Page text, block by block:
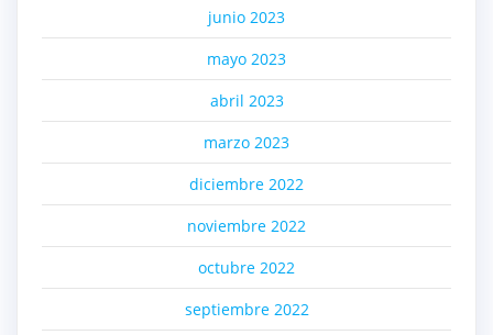
junio 2023
mayo 2023
abril 2023
marzo 2023
diciembre 2022
noviembre 2022
octubre 2022
septiembre 2022